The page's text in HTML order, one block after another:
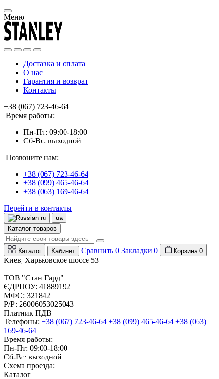
Меню
Доставка и оплата
О нас
Гарантия и возврат
Контакты
+38 (067) 723-46-64
Время работы:
Пн-Пт: 09:00-18:00
Сб-Вс: выходной
Позвоните нам:
+38 (067) 723-46-64
+38 (099) 465-46-64
+38 (063) 169-46-64
Перейти в контакты
ru
ua
Каталог товаров
Каталог Кабинет Сравнить 0 Закладки 0 Корзина 0
Киев, Харьковское шоссе 53
ТОВ "Стан-Гард"
ЄДРПОУ: 41889192
МФО: 321842
Р/Р: 26006053025043
Платник ПДВ
Телефоны: +38 (067) 723-46-64 +38 (099) 465-46-64 +38 (063)
169-46-64
Время работы:
Пн-Пт: 09:00-18:00
Сб-Вс: выходной
Схема проезда:
Каталог